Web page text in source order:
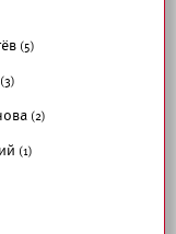
(5)
(3)
(2)
(1)